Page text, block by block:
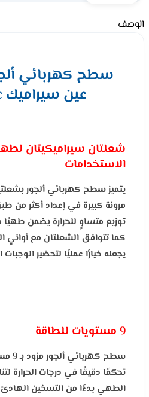
الوصف
عين سيراميك Al-H32Vc
شعلتان سيراميكيتان
الاستخدامات
يتميز سطح كهربائي ألجور
مرونة كبيرة في إعداد أكثر
توزيع متساوٍ للحرارة يضمن طهيًا
كما تتوافق الشعلتان مع أواني
يجعله خيارًا عمليًا لتحضير
9 مستويات للطاقة
سطح
تحكمًا دقيقًا في درجات الحرارة
الطهي بدءًا من التسخين